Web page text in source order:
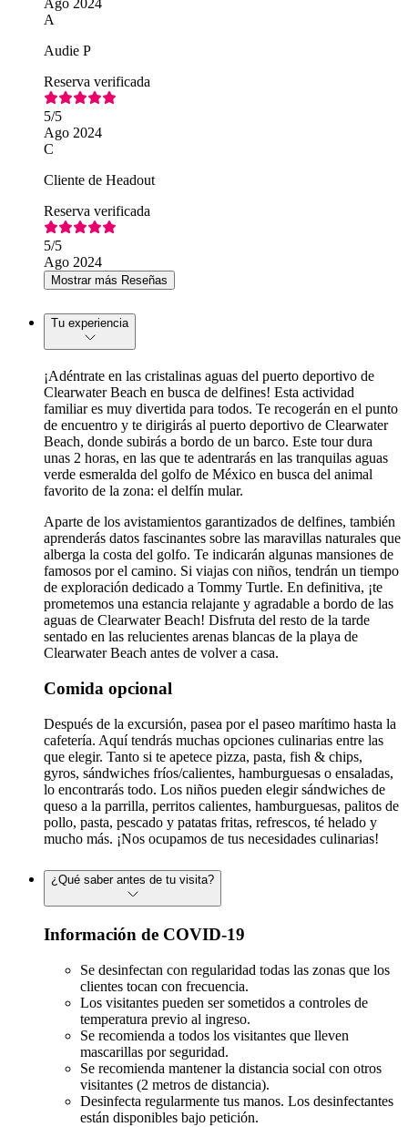
Ago 2024
A
Audie P
Reserva verificada
5/5
Ago 2024
C
Cliente de Headout
Reserva verificada
5/5
Ago 2024
Mostrar más Reseñas
Tu experiencia
¡Adéntrate en las cristalinas aguas del puerto deportivo de
Clearwater Beach en busca de delfines! Esta actividad
familiar es muy divertida para todos. Te recogerán en el punto
de encuentro y te dirigirás al puerto deportivo de Clearwater
Beach, donde subirás a bordo de un barco. Este tour dura
unas 2 horas, en las que te adentrarás en las tranquilas aguas
verde esmeralda del golfo de México en busca del animal
favorito de la zona: el delfín mular.
Aparte de los avistamientos garantizados de delfines, también
aprenderás datos fascinantes sobre las maravillas naturales que
alberga la costa del golfo. Te indicarán algunas mansiones de
famosos por el camino. Si viajas con niños, tendrán un tiempo
de exploración dedicado a Tommy Turtle. En definitiva, ¡te
prometemos una estancia relajante y agradable a bordo de las
aguas de Clearwater Beach! Disfruta del resto de la tarde
sentado en las relucientes arenas blancas de la playa de
Clearwater Beach antes de volver a casa.
Comida opcional
Después de la excursión, pasea por el paseo marítimo hasta la
cafetería. Aquí tendrás muchas opciones culinarias entre las
que elegir. Tanto si te apetece pizza, pasta, fish & chips,
gyros, sándwiches fríos/calientes, hamburguesas o ensaladas,
lo encontrarás todo. Los niños pueden elegir sándwiches de
queso a la parrilla, perritos calientes, hamburguesas, palitos de
pollo, pasta, pescado y patatas fritas, refrescos, té helado y
mucho más. ¡Nos ocupamos de tus necesidades culinarias!
¿Qué saber antes de tu visita?
Información de COVID-19
Se desinfectan con regularidad todas las zonas que los
clientes tocan con frecuencia.
Los visitantes pueden ser sometidos a controles de
temperatura previo al ingreso.
Se recomienda a todos los visitantes que lleven
mascarillas por seguridad.
Se recomienda mantener la distancia social con otros
visitantes (2 metros de distancia).
Desinfecta regularmente tus manos. Los desinfectantes
están disponibles bajo petición.